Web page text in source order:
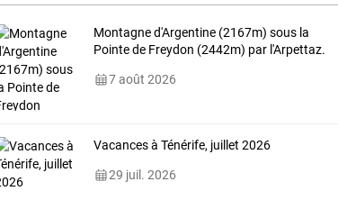
Montagne d'Argentine (2167m) sous la
Pointe de Freydon (2442m) par l'Arpettaz.
7 août 2026
Vacances à Ténérife, juillet 2026
29 juil. 2026